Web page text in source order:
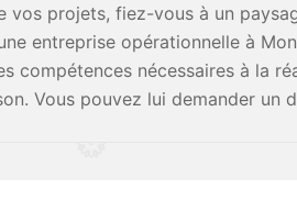
vos projets, fiez-vous à un
entreprise opérationnelle à
compétences nécessaires à la
Vous pouvez lui demander un